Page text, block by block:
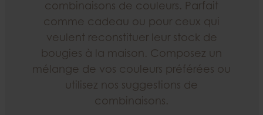
combinaisons de couleurs. Parfait
comme cadeau ou pour ceux qui
veulent reconstituer leur stock de
bougies à la maison. Composez un
mélange de vos couleurs préférées ou
utilisez nos suggestions de
combinaisons.